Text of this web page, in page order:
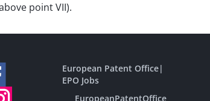
point VII).
European Patent Office|
EPO Jobs
EuropeanPatentOffice